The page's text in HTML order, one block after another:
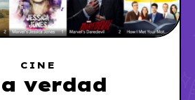
CINE
verdad